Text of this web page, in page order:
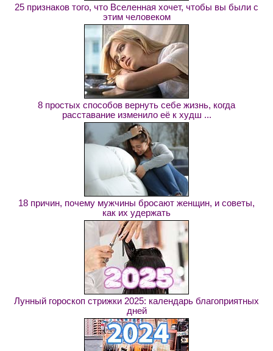
25 признаков того, что Вселенная хочет, чтобы вы были с
этим человеком
8 простых способов вернуть себе жизнь, когда
расставание изменило её к худш ...
18 причин, почему мужчины бросают женщин, и советы,
как их удержать
Лунный гороскоп стрижки 2025: календарь благоприятных
дней